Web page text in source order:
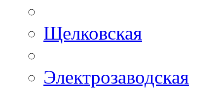
Щелковская
Электрозаводская